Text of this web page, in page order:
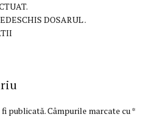
DOSARUL .
publicată. Câmpurile marcate cu *